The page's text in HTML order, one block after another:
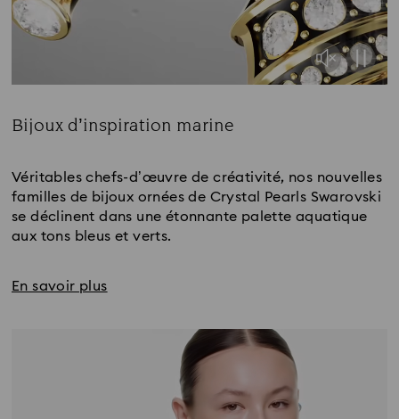
Bijoux d’inspiration marine
Véritables chefs-d’œuvre de créativité, nos nouvelles
familles de bijoux ornées de Crystal Pearls Swarovski
se déclinent dans une étonnante palette aquatique
aux tons bleus et verts.
En savoir plus